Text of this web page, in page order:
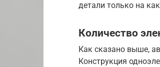
детали только на
Количество
Как сказано выше,
Конструкция